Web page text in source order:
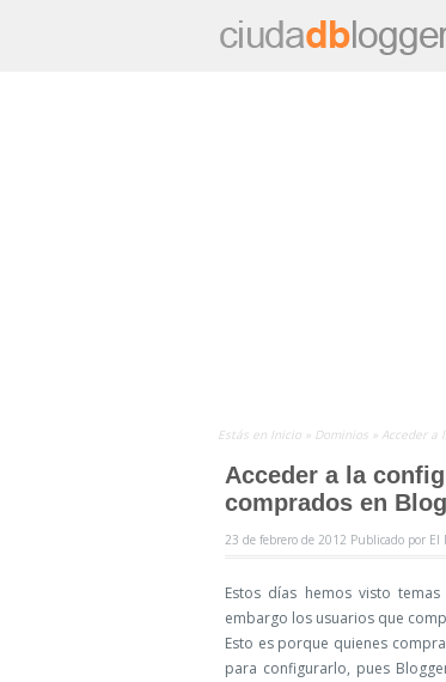
Estás en Inicio » Dominios » Acceder a
Acceder a la
comprados en
23 de febrero de 2012 Publicado por El
Estos días hemos visto
embargo los usuarios que
Esto es porque quienes
para configurarlo, pues